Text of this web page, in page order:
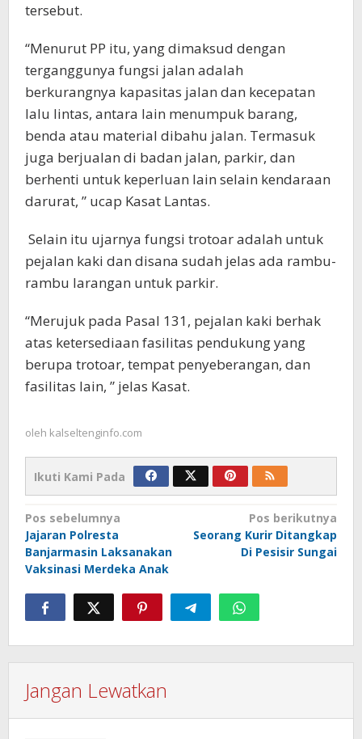
tersebut.
“Menurut PP itu, yang dimaksud dengan
terganggunya fungsi jalan adalah
berkurangnya kapasitas jalan dan kecepatan
lalu lintas, antara lain menumpuk barang,
benda atau material dibahu jalan. Termasuk
juga berjualan di badan jalan, parkir, dan
berhenti untuk keperluan lain selain kendaraan
darurat, ” ucap Kasat Lantas.
Selain itu ujarnya fungsi trotoar adalah untuk
pejalan kaki dan disana sudah jelas ada rambu-
rambu larangan untuk parkir.
“Merujuk pada Pasal 131, pejalan kaki berhak
atas ketersediaan fasilitas pendukung yang
berupa trotoar, tempat penyeberangan, dan
fasilitas lain, ” jelas Kasat.
oleh kalseltenginfo.com
Ikuti Kami Pada
Navigasi
pos
Pos sebelumnya
Jajaran Polresta
Banjarmasin Laksanakan
Vaksinasi Merdeka Anak
Pos berikutnya
Seorang Kurir Ditangkap
Di Pesisir Sungai
Jangan Lewatkan